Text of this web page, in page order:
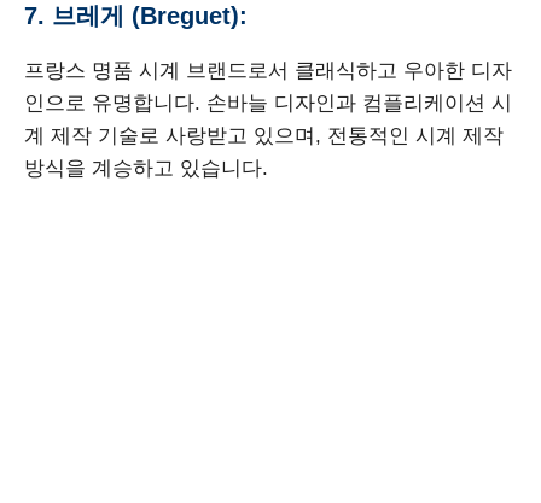
7. 브레게 (Breguet):
프랑스 명품 시계 브랜드로서 클래식하고 우아한 디자
인으로 유명합니다. 손바늘 디자인과 컴플리케이션 시
계 제작 기술로 사랑받고 있으며, 전통적인 시계 제작
방식을 계승하고 있습니다.